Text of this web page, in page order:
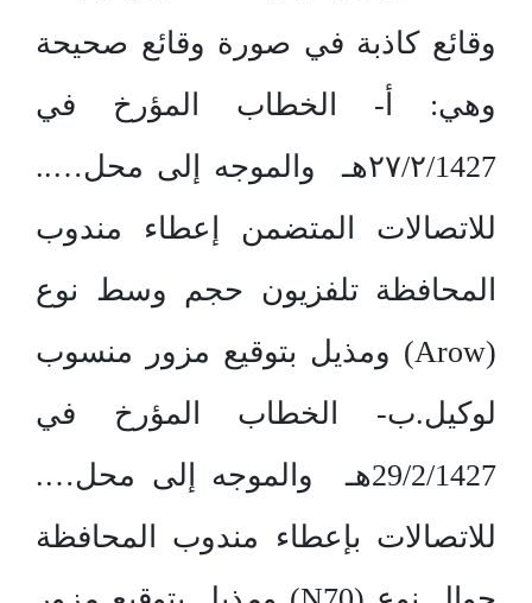
وقائع كاذبة في صورة وقائع صحيحة
وهي: أ- الخطاب المؤرخ في
۲۷/۲/1427هـ والموجه إلى محل…..
للاتصالات المتضمن إعطاء مندوب
المحافظة تلفزيون حجم وسط نوع
(Arow) ومذيل بتوقيع مزور منسوب
لوكيل.ب- الخطاب المؤرخ في
29/2/1427هـ والموجه إلى محل….
للاتصالات بإعطاء مندوب المحافظة